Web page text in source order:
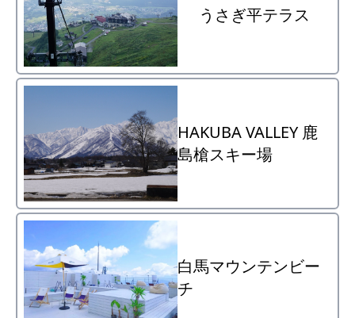
うさぎ平テラス
HAKUBA VALLEY 鹿
島槍スキー場
白馬マウンテンビー
チ